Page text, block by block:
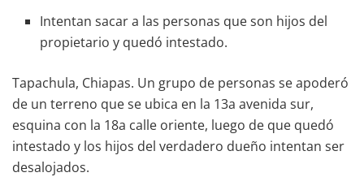
Intentan sacar a las personas que son hijos del
propietario y quedó intestado.
Tapachula, Chiapas. Un grupo de personas se apoderó
de un terreno que se ubica en la 13a avenida sur,
esquina con la 18a calle oriente, luego de que quedó
intestado y los hijos del verdadero dueño intentan ser
desalojados.